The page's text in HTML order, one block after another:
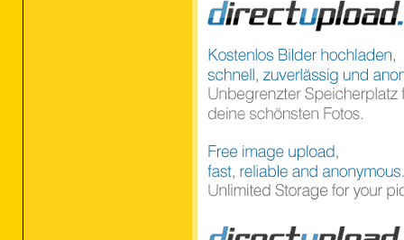
O4 - HKLM\..\Run: [IS
O4 - HKLM\..\Run:
O4 - HKLM\..\Run: [Adobe
O4 - HKLM\..\Run:
O4 - HKLM\..\Run:
O4 - HKCU\..\Run:
O4 - HKCU\..\Run:
O4 - HKCU\..\Run:
O4 - HKCU\..\Run:
O4 - HKUS\S-1-5-
O4 - HKUS\S-1-5-
O4 - HKUS\S-1-5-
O4 - Global Startup:
O8 - Extra context menu